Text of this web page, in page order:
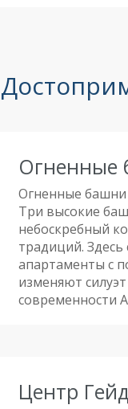
Огненные
Огненные башни
Три высокие
небоскребный
традиций.
апартаменты с
изменяют
современности
Центр